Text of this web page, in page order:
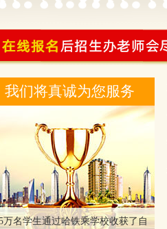
我们将真诚为您服务
万名学生通过哈铁乘学校收获了自